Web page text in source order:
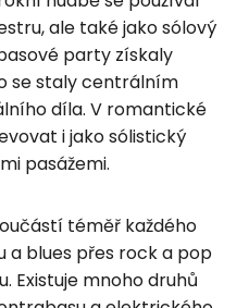
ale také jako sólový
party získaly
se staly centrálním
díla. V romantické
i jako sólistický
pasážemi.
téměř každého
a blues přes rock a pop
Existuje mnoho druhů